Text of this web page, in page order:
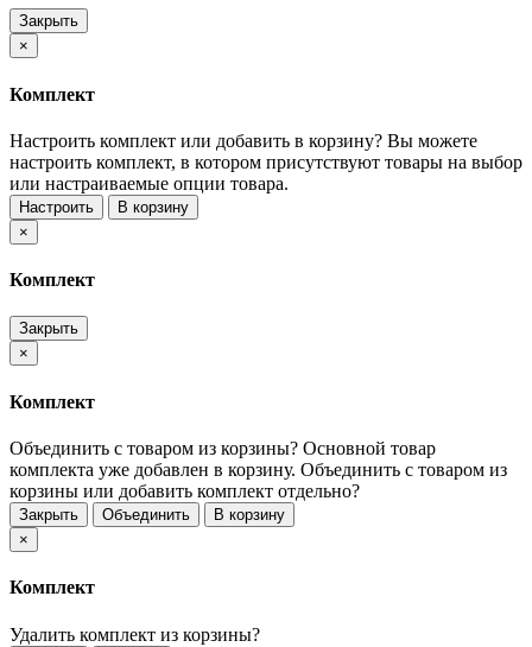
Закрыть
×
Комплект
Настроить комплект или добавить в корзину? Вы можете
настроить комплект, в котором присутствуют товары на выбор
или настраиваемые опции товара.
Настроить
В корзину
×
Комплект
Закрыть
×
Комплект
Объединить с товаром из корзины? Основной товар
комплекта уже добавлен в корзину. Объединить с товаром из
корзины или добавить комплект отдельно?
Закрыть Объединить
В корзину
×
Комплект
Удалить комплект из корзины?